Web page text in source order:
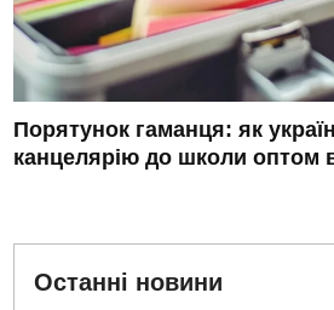
Порятунок гаманця: як
канцелярію до школи оптом
Останні новини